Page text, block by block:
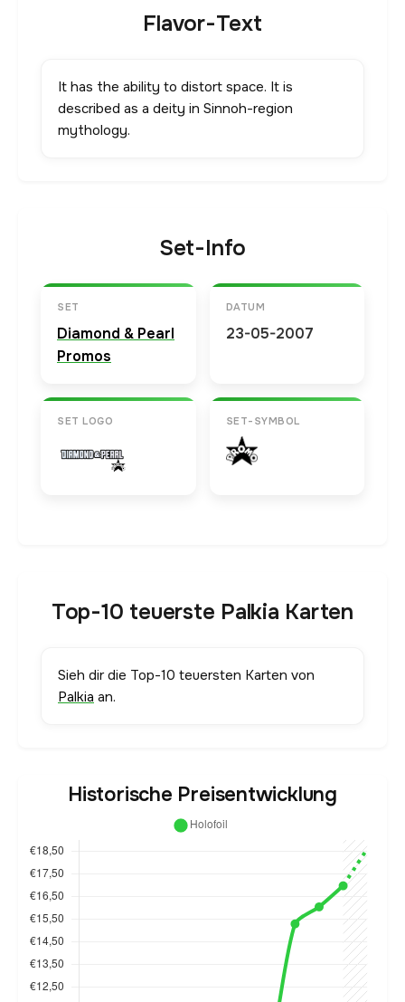
Flavor-Text
It has the ability to distort space. It is
described as a deity in Sinnoh-region
mythology.
Set-Info
SET
Diamond & Pearl
Promos
DATUM
23-05-2007
SET LOGO SET-SYMBOL
Top-10 teuerste Palkia Karten
Sieh dir die Top-10 teuersten Karten von
Palkia an.
Historische Preisentwicklung